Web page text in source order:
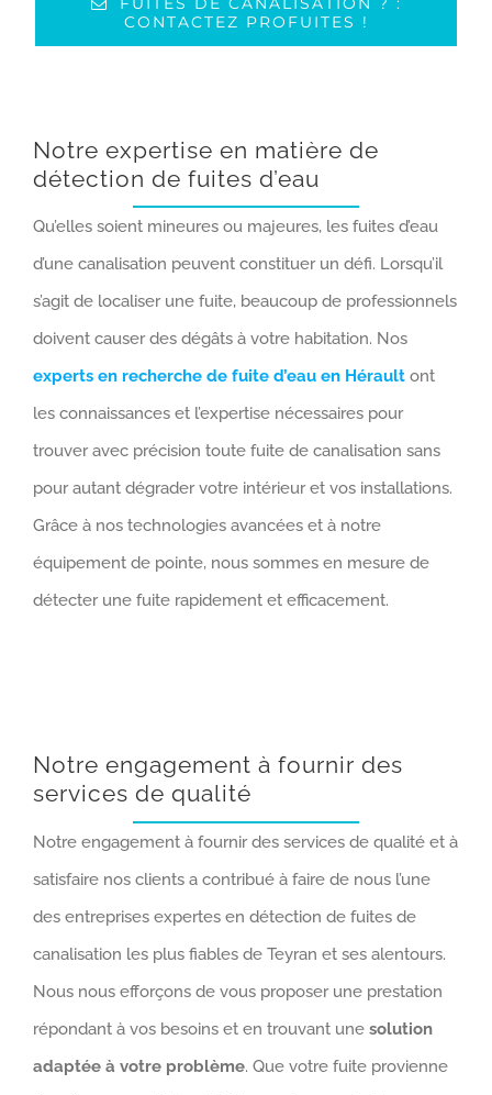
CONTACTEZ PROFUITES !
Notre expertise en matière de
détection de fuites d’eau
Qu’elles soient mineures ou majeures, les fuites d’eau
d’une canalisation peuvent constituer un défi. Lorsqu’il
s’agit de localiser une fuite, beaucoup de professionnels
doivent causer des dégâts à votre habitation. Nos
experts en recherche de fuite d’eau en Hérault ont
les connaissances et l’expertise nécessaires pour
trouver avec précision toute fuite de canalisation sans
pour autant dégrader votre intérieur et vos installations.
Grâce à nos technologies avancées et à notre
équipement de pointe, nous sommes en mesure de
détecter une fuite rapidement et efficacement.
Notre engagement à fournir des
services de qualité
Notre engagement à fournir des services de qualité et à
satisfaire nos clients a contribué à faire de nous l’une
des entreprises expertes en détection de fuites de
canalisation les plus fiables de Teyran et ses alentours.
Nous nous efforçons de vous proposer une prestation
répondant à vos besoins et en trouvant une solution
adaptée à votre problème. Que votre fuite provienne